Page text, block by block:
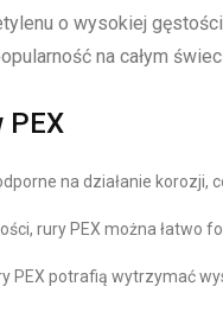
o wysokiej
na całym
PEX
na działanie
rury PEX można łatwo
PEX potrafią wytrzymać